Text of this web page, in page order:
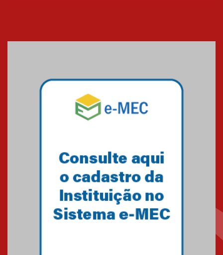
Mackenzie mobiliza campanha
solidária para apoiar famílias em
Minas Gerais
Primeiro culto do ano ressalta o
27.02.2026